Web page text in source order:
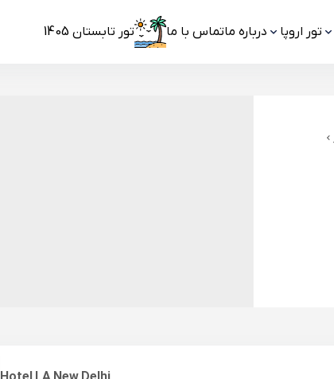
تور اروپا درباره ماتماس با ما تور تابستان 1405